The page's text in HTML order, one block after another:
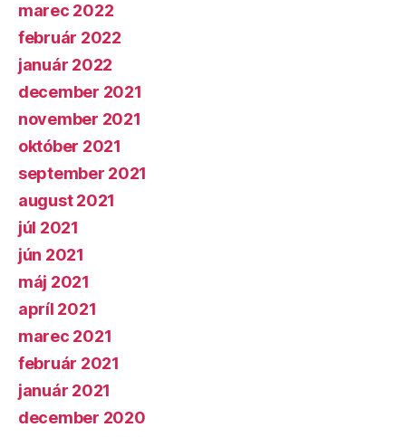
marec 2022
február 2022
január 2022
december 2021
november 2021
október 2021
september 2021
august 2021
júl 2021
jún 2021
máj 2021
apríl 2021
marec 2021
február 2021
január 2021
december 2020